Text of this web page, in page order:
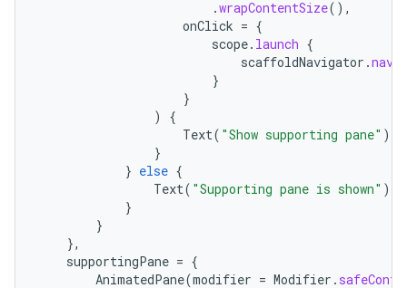
.wrapContentSize(),
onClick = {
scope. launch {
scaffoldNavigator .
}
}
)
{
Text( "Show supporting pane" )
}
} else {
Text( "Supporting pane is shown" )
}
}
},
supportingPane = {
AnimatedPane(modifier = Modifier .